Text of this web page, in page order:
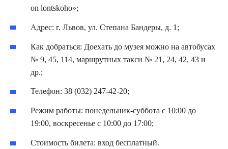
on lontskoho»;
Адрес: г. Львов, ул. Степана Бандеры, д. 1;
Как добраться: Доехать до музея можно на автобусах
№ 9, 45, 114, маршрутных такси № 21, 24, 42, 43 и
др.;
Телефон: 38 (032) 247-42-20;
Режим работы: понедельник-суббота с 10:00 до
19:00, воскресенье с 10:00 до 17:00;
Стоимость билета: вход бесплатный.